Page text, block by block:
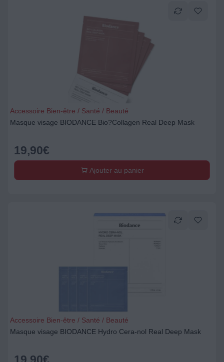
Accessoire Bien-être / Santé / Beauté
Masque visage BIODANCE Bio?Collagen Real Deep Mask
19,90€
Ajouter au panier
Accessoire Bien-être / Santé / Beauté
Masque visage BIODANCE Hydro Cera-nol Real Deep Mask